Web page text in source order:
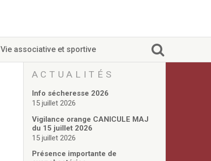
Vie associative et sportive
ACTUALITÉS
Info sécheresse 2026
15 juillet 2026
Vigilance orange CANICULE MAJ
du 15 juillet 2026
15 juillet 2026
Présence importante de